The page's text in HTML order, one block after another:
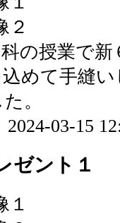
の授業で
めて手縫
。
2024-03-15
ゼント１